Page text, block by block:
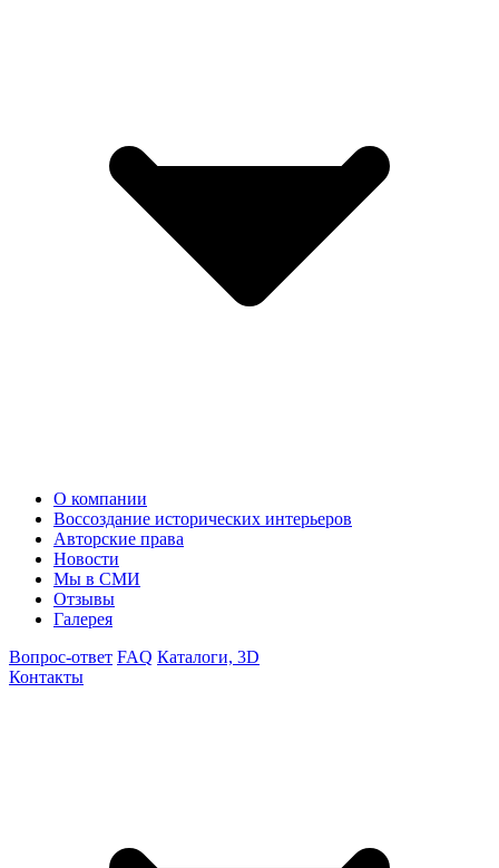
О компании
Воссоздание исторических интерьеров
Авторские права
Новости
Мы в СМИ
Отзывы
Галерея
Вопрос-ответ FAQ Каталоги, 3D
Контакты